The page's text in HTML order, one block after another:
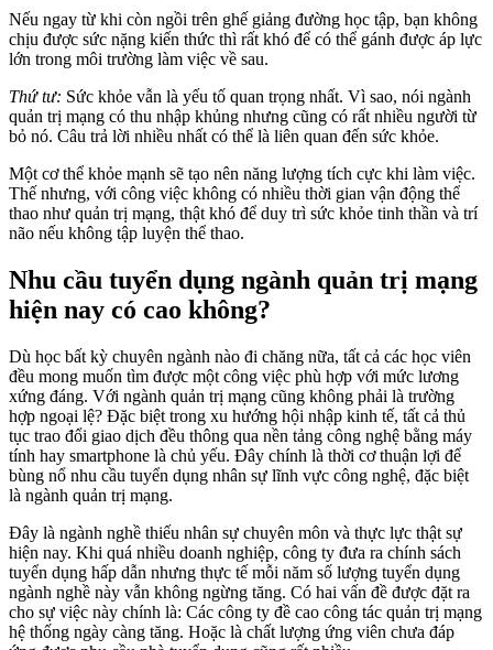
Nếu ngay từ khi còn ngồi trên ghế giảng đường học tập, bạn không
chịu được sức nặng kiến thức thì rất khó để có thể gánh được áp lực
lớn trong môi trường làm việc về sau.
Thứ tư: Sức khỏe vẫn là yếu tố quan trọng nhất. Vì sao, nói ngành
quản trị mạng có thu nhập khủng nhưng cũng có rất nhiều người từ
bỏ nó. Câu trả lời nhiều nhất có thể là liên quan đến sức khỏe.
Một cơ thể khỏe mạnh sẽ tạo nên năng lượng tích cực khi làm việc.
Thế nhưng, với công việc không có nhiều thời gian vận động thể
thao như quản trị mạng, thật khó để duy trì sức khỏe tinh thần và trí
não nếu không tập luyện thể thao.
Nhu cầu tuyển dụng ngành quản trị mạng
hiện nay có cao không?
Dù học bất kỳ chuyên ngành nào đi chăng nữa, tất cả các học viên
đều mong muốn tìm được một công việc phù hợp với mức lương
xứng đáng. Với ngành quản trị mạng cũng không phải là trường
hợp ngoại lệ? Đặc biệt trong xu hướng hội nhập kinh tế, tất cả thủ
tục trao đổi giao dịch đều thông qua nền tảng công nghệ bằng máy
tính hay smartphone là chủ yếu. Đây chính là thời cơ thuận lợi để
bùng nổ nhu cầu tuyển dụng nhân sự lĩnh vực công nghệ, đặc biệt
là ngành quản trị mạng.
Đây là ngành nghề thiếu nhân sự chuyên môn và thực lực thật sự
hiện nay. Khi quá nhiều doanh nghiệp, công ty đưa ra chính sách
tuyển dụng hấp dẫn nhưng thực tế mỗi năm số lượng tuyển dụng
ngành nghề này vẫn không ngừng tăng. Có hai vấn đề được đặt ra
cho sự việc này chính là: Các công ty đề cao công tác quản trị mạng
hệ thống ngày càng tăng. Hoặc là chất lượng ứng viên chưa đáp